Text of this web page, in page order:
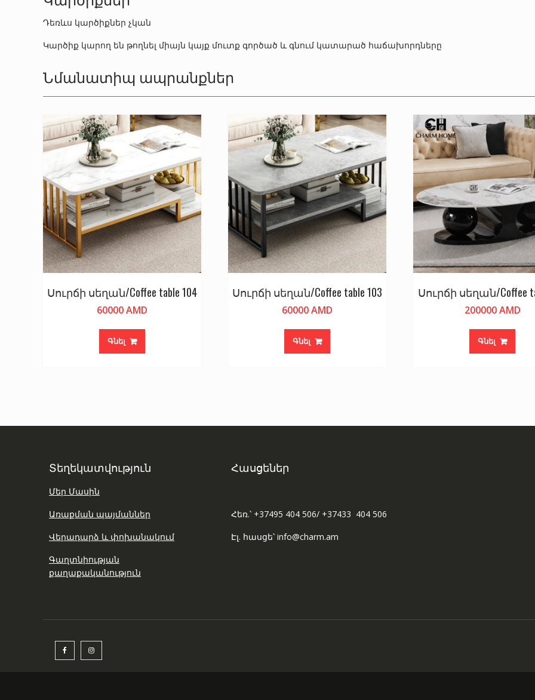
Դեռևս կարծիքներ չկան
Կարծիք կարող են թողնել միայն կայք մուտք գործած և գնում կատարած հաճախորդները
Նմանատիպ ապրանքներ
Սուրճի սեղան/Coffee table 104
60000AMD
Գնել
Սուրճի սեղան/Coffee table 103
60000AMD
Գնել
Սուրճի սեղան/Coffee
200000AMD
Գնել
Տեղեկատվություն
Մեր Մասին
Առաքման պայմաններ
Վերադարձ և փոխանակում
Գաղտնիության
քաղաքականություն
Հասցեներ
Հեռ.՝ +37495 404 506/ +37433 404 506
Էլ. հասցե՝ info@charm.am